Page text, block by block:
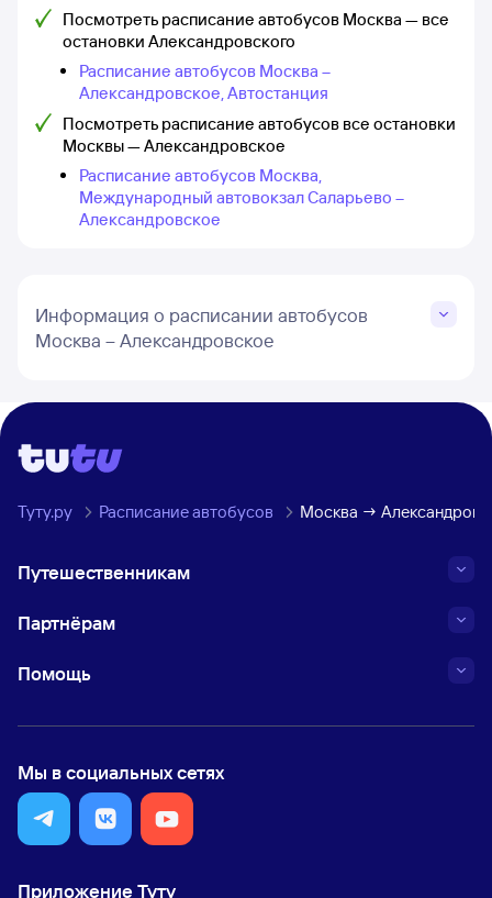
Посмотреть расписание автобусов Москва — все
остановки Александровского
Расписание автобусов Москва –
Александровское, Автостанция
Посмотреть расписание автобусов все остановки
Москвы — Александровское
Расписание автобусов Москва,
Международный автовокзал Саларьево –
Александровское
Информация о расписании автобусов
Москва – Александровское
Туту.ру Расписание автобусов Москва →
Путешественникам
Партнёрам
Помощь
Мы в социальных сетях
Приложение Туту